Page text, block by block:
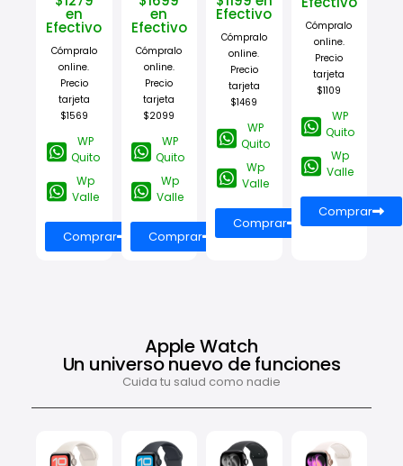
en
Efectivo
Cómpralo
online.
Precio
tarjeta
$1569
WP
Quito
Wp
Valle
Comprar
en
Efectivo
Cómpralo
online.
Precio
tarjeta
$2099
WP
Quito
Wp
Valle
Comprar
Efectivo
Cómpralo
online.
Precio
tarjeta
$1469
WP
Quito
Wp
Valle
Comprar
Cómpralo
online.
Precio
tarjeta
$1109
WP
Quito
Wp
Valle
Comprar
Apple Watch
Un universo nuevo de funciones
Cuida tu salud como nadie